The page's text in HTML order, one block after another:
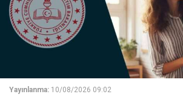
Yayınlanma: 10/08/2026 09:02